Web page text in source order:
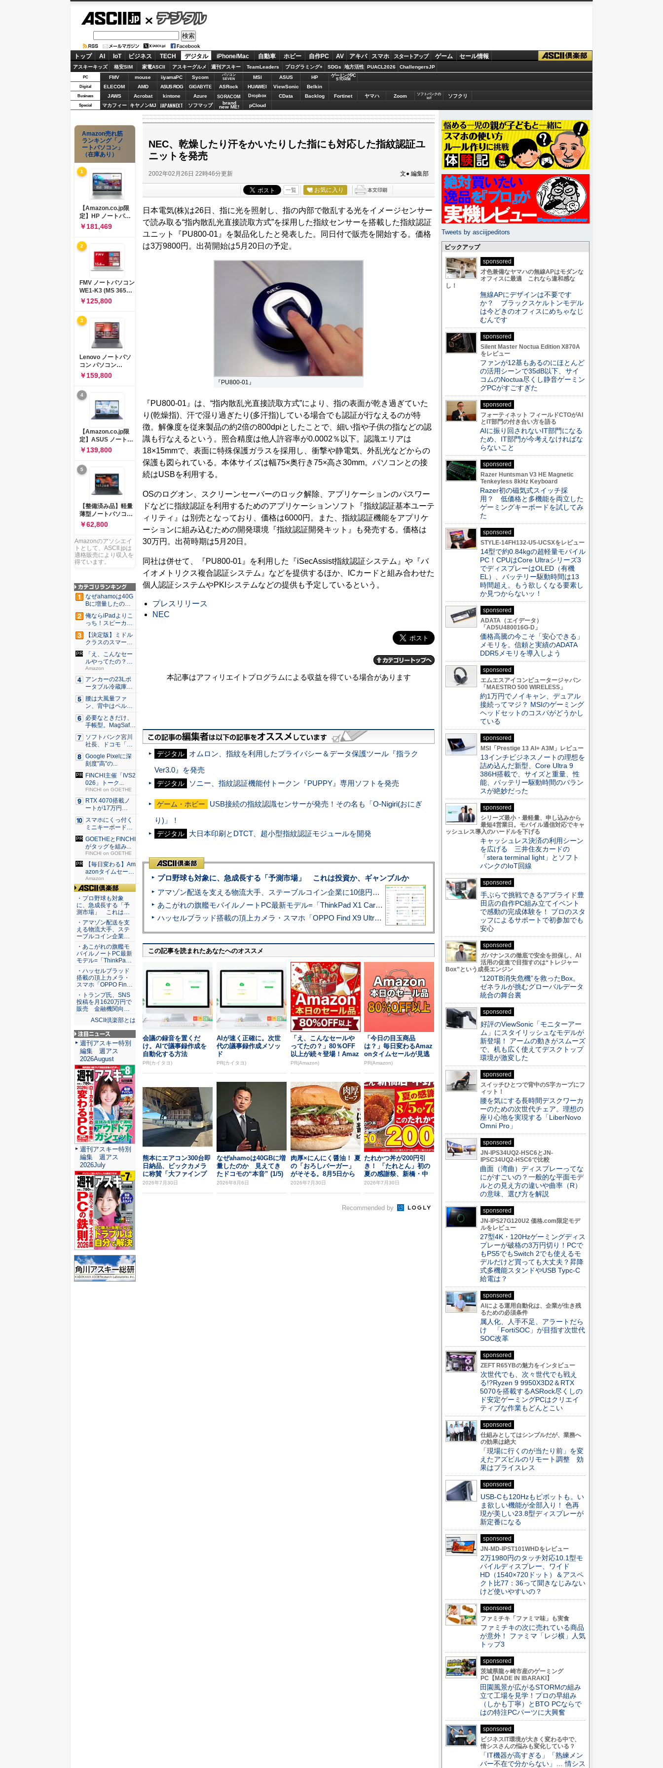
デジタル
トップ AI IoT ビジネス TECH デジタル iPhone/Mac 自動車 ホビー 自作PC AV アキバ スマホ スタートアップ ゲーム セール情報
アスキーキッズ 格安SIM 家電ASCII アスキーグルメ 週刊アスキー TeamLeaders プログラミング+ SDGs 地方活性 PUACL2026 ChallengersJP
PC FMV mouse iiyamaPC Sycom
パソコン
SEVEN
MSI ASUS HP ゲーミングPC
STORM
Digital ELECOM AMD ASUS ROG GIGABYTE ASRock HUAWEI ViewSonic Belkin
Business JAWS Acrobat kintone Azure SORACOM Dropbox CData Backlog Fortinet ヤマハ Zoom
ソフトバンクの
IoT
ソフクリ
Special マカフィー キヤノンMJ JAPANNEXT ソフマップ brand
new ME! pCloud
NEC、乾燥したり汗をかいたりした指にも対応した指紋認証ユ
ニットを発売
2002年02月26日 22時46分更新 文● 編集部
一覧 お気に入り
日本電気(株)は26日、指に光を照射し、指の内部で散乱する光をイメージセンサー
で読み取る“指内散乱光直接読取方式”を採用した指紋センサーを搭載した指紋認証
ユニット『PU800-01』を製品化したと発表した。同日付で販売を開始する。価格
は3万9800円。出荷開始は5月20日の予定。
『PU800-01』
『PU800-01』は、“指内散乱光直接読取方式”により、指の表面が乾き過ぎていた
り(乾燥指)、汗で湿り過ぎたり(多汗指)している場合でも認証が行なえるのが特
徴。解像度を従来製品の約2倍の800dpiとしたことで、細い指や子供の指などの認
識も行なえるという。照合精度は他人許容率が0.0002％以下。認識エリアは
18×15mmで、表面に特殊保護ガラスを採用し、衝撃や静電気、外乱光などからの
保護も図られている。本体サイズは幅75×奥行き75×高さ30mm。パソコンとの接
続はUSBを利用する。
OSのログオン、スクリーンセーバーのロック解除、アプリケーションのパスワー
ドなどに指紋認証を利用するためのアプリケーションソフト『指紋認証基本ユーテ
ィリティ』は別売となっており、価格は6000円。また、指紋認証機能をアプリケ
ーションに組み込むための開発環境『指紋認証開発キット』も発売する。価格は
30万円。出荷時期は5月20日。
同社は併せて、『PU800-01』を利用した『iSecAssist指紋認証システム』や『バ
イオメトリクス複合認証システム』などを提供するほか、ICカードと組み合わせた
個人認証システムやPKIシステムなどの提供も予定しているという。
プレスリリース
NEC
本記事はアフィリエイトプログラムによる収益を得ている場合があります
デジタル
オムロン、指紋を利用したプライバシー＆データ保護ツール『指ラク
Ver3.0』を発売
デジタル ソニー、指紋認証機能付トークン『PUPPY』専用ソフトを発売
ゲーム・ホビー
USB接続の指紋認識センサーが発売！その名も「O-Nigiri(おにぎ
り)」！
デジタル 大日本印刷とDTCT、超小型指紋認証モジュールを開発
プロ野球も対象に、急成長する「予測市場」 これは投資か、ギャンブルか
アマゾン配送を支える物流大手、ステーブルコイン企業に10億円投資のワケ
あこがれの旗艦モバイルノートPC最新モデル=「ThinkPad X1 Carbon Gen 14 Aura Edition」実機レビュー
ハッセルブラッド搭載の頂上カメラ・スマホ「OPPO Find X9 Ultra」実写レビュー=プロが本気で徹底撮影しました!!
この記事を読まれたあなたへのオススメ
会議の録音を置くだ
け。AIで議事録作成を
自動化する方法
PR(カイタヨ)
AIが速く正確に。次世
代の議事録作成メソッ
ド
PR(カイタヨ)
「え、こんなセールや
ってたの？」80％OFF
以上が続々登場！Amaz
onの本気が...
PR(Amazon)
「今日の目玉商品
は？」毎日変わるAmaz
onタイムセールが見逃
せない
PR(Amazon)
熊本にエアコン300台即
日納品、ビックカメラ
に称賛「大ファインプ
レー」
2026年7月30日
なぜahamoは40GBに増
量したのか 見えてき
たドコモの“本音” (1/5)
2026年8月6日
肉厚×にんにく醤油！ 夏
の「おろしバーガー」
がそそる。8月5日から
2026年7月30日
たれかつ丼が200円引
き！ 「たれとん」初の
夏の感謝祭、新橋・中
野北口で開催
2026年7月30日
Recommended by
Amazon売れ筋
ランキング「ノ
ートパソコン」
（在庫あり）
1
【Amazon.co.jp限
定】HP ノートパソ
コン 15-fd 15.6イン
チ インテル Core 5
120U メモリ16GB
SSD512GB
Windows 11
Microsoft Office
2024搭載 WPS
Office搭載 カメラシ
ャッター 指紋認証 薄
型 Copilotキー搭載
ナチュラルシルバー
￥181,469
2
FMV ノートパソコン
WE1-K3 (MS 365
Personal/Copilotキ
ー搭載/Win 11/15.6
型/Core
i5/16GB/SSD
512GB/ホワイト)
FMVWK3E15W_AZ
￥125,800
3
Lenovo ノートパソ
コン パソコン
IdeaPad Slim 3 14.0
インチ AMD
Ryzen™ 5 8640HS
メモリ16GB
SSD512GB
Microsoft 365 試用
版 Windows11 バッ
テリー駆動12.6時間
重量1.39kg ルナグレ
ー 83K9003JJP ノー
トPC
￥159,800
4
【Amazon.co.jp限
定】ASUS ノートパ
ソコン Vivobook 15
M1502NAQ 15.6イ
ンチ AMD Ryzen 7
170 メモリ16GB
SSD 512GB
Microsoft 365
Personal (24か月版)
搭載 Windows 11 重
量1.7kg Wi-Fi 6E ク
ワイエットブルー
M1502NAQ-
￥139,800
5
【整備済み品】軽量
薄型ノートパソコン
dynabook G83 ■
13.3型
FHD(1920x1080) -
高性能第11世代Core
i5-1135G7 - メモリ
16GB - SSD 256GB
USB Type-C - MS
Office 2021 - Win11
搭載
￥62,800
Amazonのアソシエイ
トとして、ASCII.jpは
適格販売により収入を
得ています。
なぜahamoは40G
Bに増量したの
か ...
俺ならiPadよりこ
っち！スピーカー
9個...
【決定版】ミドル
クラスのスマート
フォンの...
「え、こんなセー
ルやってたの？」
80％O...
Amazon
アンカーの23Lポ
ータブル冷蔵庫が
Ama...
腰は大風量ファ
ン、背中はペルチ
ェ冷却。ダ...
必要なときだけ、
手帳型。MagSaf
e・...
ソフトバンク宮川
社長、ドコモ「ah
amo...
Google Pixelに深
刻度"高"の...
FINCHI主催「IVS2
026」トーク...
FINCHI on GOETHE
RTX 4070搭載ノ
ートが17万円
台。...
スマホにくっ付く
ミニキーボード！
触ってわ...
GOETHEとFINCHI
がタッグを組み...
FINCHI on GOETHE
【毎日変わる】Am
azonタイムセール
が...
Amazon
ASCII倶楽部
・プロ野球も対象
に、急成長する「予
測市場」 これは…
・アマゾン配送を支
える物流大手、ステ
ーブルコイン企業…
・あこがれの旗艦モ
バイルノートPC最新
モデル=「ThinkPa…
・ハッセルブラッド
搭載の頂上カメラ・
スマホ「OPPO Fin…
・トランプ氏、SNS
投稿を月1620万円で
販売 金融機関向…
ASCII倶楽部とは
注目ニュース
週刊アスキー特別
編集 週アス
2026August
週刊アスキー特別
編集 週アス
2026July
Tweets by asciijpeditors
ピックアップ
sponsored
才色兼備なヤマハの無線APはモダンな
オフィスに最適 これなら違和感な
し！
無線APにデザインは不要です
か？ ブラックスケルトンモデル
は今どきのオフィスにめちゃなじ
むんです
sponsored
Silent Master Noctua Edition X870A
をレビュー
ファンが12基もあるのにほとんど
の活用シーンで35dB以下、サイ
コムのNoctua尽くし静音ゲーミン
グPCがすごすぎた
sponsored
フォーティネット フィールドCTOがAI
とIT部門の付き合い方を語る
AIに振り回されないIT部門になる
ため、IT部門が今考えなければな
らないこと
sponsored
Razer Huntsman V3 HE Magnetic
Tenkeyless 8kHz Keyboard
Razer初の磁気式スイッチ採
用？ 低価格と多機能を両立した
ゲーミングキーボードを試してみ
た
sponsored
STYLE-14FH132-U5-UCSXをレビュー
14型で約0.84kgの超軽量モバイル
PC！CPUはCore Ultraシリーズ3
でディスプレーはOLED（有機
EL）、バッテリー駆動時間は13
時間超え。もう欲しくなる要素し
か見つからないッ！
sponsored
ADATA（エイデータ）
「AD5U480016G-D」
価格高騰の今こそ「安心できる」
メモリを。信頼と実績のADATA
DDR5メモリを導入しよう
sponsored
エムエスアイコンピュータージャパン
「MAESTRO 500 WIRELESS」
約1万円でノイキャン、デュアル
接続ってマジ？ MSIのゲーミング
ヘッドセットのコスパがどうかし
ている
sponsored
MSI「Prestige 13 AI+ A3M」レビュー
13インチビジネスノートの理想を
詰め込んだ新型、Core Ultra 9
386H搭載で、サイズと重量、性
能、バッテリー駆動時間のバラン
スが絶妙だった
sponsored
シリーズ最小・最軽量、申し込みから
最短4営業日。モバイル通信対応でキャ
ッシュレス導入のハードルを下げる
キャッシュレス決済の利用シーン
を広げる 三井住友カードの
「stera terminal light」とソフト
バンクのIoT回線
sponsored
手ぶらで挑戦できるアプライド豊
田店の自作PC組み立てイベント
で感動の完成体験を！ プロのスタ
ッフによるサポートで初参加でも
安心
sponsored
ガバナンスの徹底で安全を担保し、AI
活用の促進で目指すのは“トレジャー
Box”という成長エンジン
“120TB消失危機”を救ったBox。
ゼネラルが挑むグローバルデータ
統合の舞台裏
sponsored
好評のViewSonic「モニターアー
ム」にスタイリッシュなモデルが
新登場！ アームの動きがスムーズ
で、机も広く使えてデスクトップ
環境が激変した
sponsored
スイッチひとつで背中のS字カーブにフ
ィット！
腰を気にする長時間デスクワーカ
ーのための次世代チェア。理想の
座り心地を実現する「LiberNovo
Omni Pro」
sponsored
JN-IPS34UQ2-HSC6とJN-
IPSC34UQ2-HSC6で比較
曲面（湾曲）ディスプレーってな
にがすごいの？一般的な平面モデ
ルとの見え方の違いや曲率（R）
の意味、選び方を解説
sponsored
JN-IPS27G120U2 価格.com限定モデ
ルをレビュー
27型4K・120Hzゲーミングディス
プレーが破格の3万円切り！PCで
もPS5でもSwitch 2でも使えるモ
デルだけど買っても大丈夫？昇降
式多機能スタンドやUSB Typc-C
給電は？
sponsored
AIによる運用自動化は、企業が生き残
るための必須条件
属人化、人手不足、アラートだら
け 「FortiSOC」が目指す次世代
SOC改革
sponsored
ZEFT R65YBの魅力をインタビュー
次世代でも、次々世代でも戦え
る!?Ryzen 9 9950X3D2＆RTX
5070を搭載するASRock尽くしの
ド安定ゲーミングPCはクリエイ
ティブな作業もどんとこい
sponsored
仕組みとしてはシンプルだが、業務へ
の効果は絶大
「現場に行くのが当たり前」を変
えたアズビルのリモート調整 効
果はプライスレス
sponsored
USB-Cも120Hzもピボットも。い
ま欲しい機能が全部入り！ 色再
現が美しい23.8型ディスプレーが
新定番になる
sponsored
JN-MD-IPST101WHDをレビュー
2万1980円のタッチ対応10.1型モ
バイルディスプレー、ワイド
HD（1540×720ドット）＆アスペ
クト比77：36って聞きなじみない
けど使いやすいの？
sponsored
ファミチキ「ファミマ味」も実食
ファミチキの次に売れている商品
が意外！ ファミマ「レジ横」人気
トップ3
sponsored
茨城県龍ヶ崎市産のゲーミング
PC【MADE IN IBARAKI】
田園風景が広がるSTORMの組み
立て工場を見学！プロの早組み
（しかも丁寧）とBTO PCならで
はの特注PCパーツに大興奮
sponsored
ビジネスIT環境が大きく変わる中で、
情シスさんの悩みも変化している？
「IT機器が高すぎる」「熟練メン
バー不在で分からない」… 情シス